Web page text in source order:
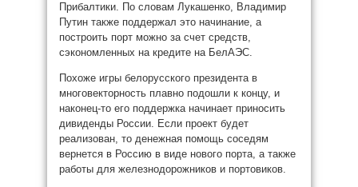
Прибалтики. По словам Лукашенко, Владимир
Путин также поддержал это начинание, а
построить порт можно за счет средств,
сэкономленных на кредите на БелАЭС.
Похоже игры белорусского президента в
многовекторность плавно подошли к концу, и
наконец-то его поддержка начинает приносить
дивиденды России. Если проект будет
реализован, то денежная помощь соседям
вернется в Россию в виде нового порта, а также
работы для железнодорожников и портовиков.